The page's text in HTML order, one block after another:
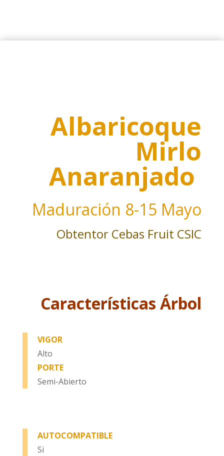
Albaricoque
Mirlo
Anaranjado
Maduración 8-15 Mayo
Obtentor Cebas Fruit CSIC
Características Árbol
VIGOR
Alto
PORTE
Semi-Abierto
AUTOCOMPATIBLE
Si